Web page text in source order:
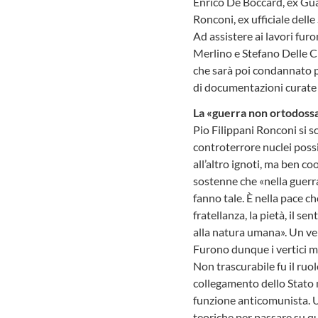
Ronconi, ex ufficiale
Ad assistere ai lavori
Merlino e Stefano Delle
che sarà poi condannato
di documentazioni
La «guerra non
Pio Filippani Ronconi si
controterrore nuclei
all’altro ignoti, ma ben
sostenne che «nella
fanno tale. È nella pace
fratellanza, la pietà, il
alla natura umana». Un
Furono dunque i vertici
Non trascurabile fu il
collegamento dello Stato
funzione anticomunista.